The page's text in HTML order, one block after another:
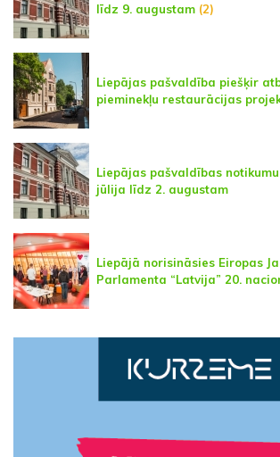
līdz 9. augustam (2)
Liepājas pašvaldība piešķir
pieminekļu restaurācijas
Liepājas pašvaldības
jūlija līdz 2. augustam
Liepājā norisināsies Eiropas
Parlamenta “Latvija” 20.